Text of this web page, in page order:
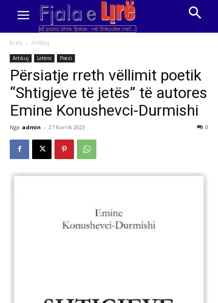
Kreu Artikuj
Artikuj Letërsi Poezi
Përsiatje rreth vëllimit poetik
“Shtigjeve të jetës” të autores
Emine Konushevci-Durmishi
Nga admin - 27 Korrik 2023 0